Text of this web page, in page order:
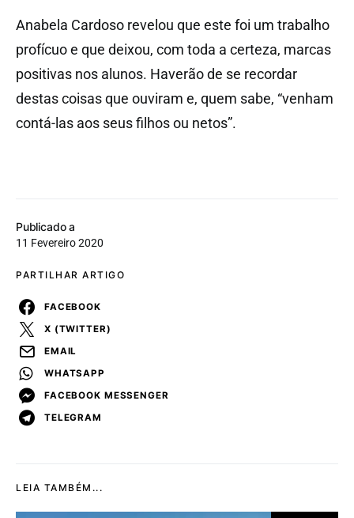
Publicado a
11 Fevereiro 2020
PARTILHAR ARTIGO
FACEBOOK
X (TWITTER)
EMAIL
WHATSAPP
FACEBOOK MESSENGER
TELEGRAM
Anabela Cardoso revelou que este foi um trabalho
profícuo e que deixou, com toda a certeza, marcas
positivas nos alunos. Haverão de se recordar
destas coisas que ouviram e, quem sabe, “venham
contá-las aos seus filhos ou netos”.
LEIA TAMBÉM...